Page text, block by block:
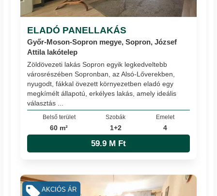
ELADÓ PANELLAKÁS
Győr-Moson-Sopron megye, Sopron, József
Attila lakótelep
Zöldövezeti lakás Sopron egyik legkedveltebb
városrészében Sopronban, az Alsó-Lőverekben,
nyugodt, fákkal övezett környezetben eladó egy
megkímélt állapotú, erkélyes lakás, amely ideális
választás ...
Belső terület
60 m²
Szobák
1+2
Emelet
4
59.9 M Ft
AKCIÓS ÁR